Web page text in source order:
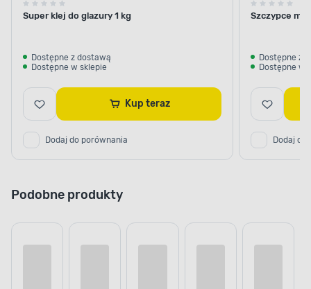
Super klej do glazury 1 kg
Dostępne z dostawą
Dostępne w sklepie
Kup teraz
Dodaj do porównania
Szczypce
Dostępne z
Dostępne w
Dodaj do
Podobne produkty